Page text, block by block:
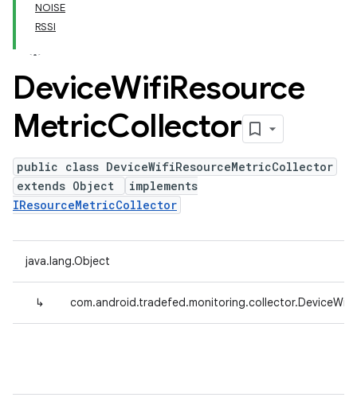
NOISE
RSSI
DeviceWifiResource
MetricCollector
public class DeviceWifiResourceMetricCollector
extends Object
implements
IResourceMetricCollector
java.lang.Object
↳